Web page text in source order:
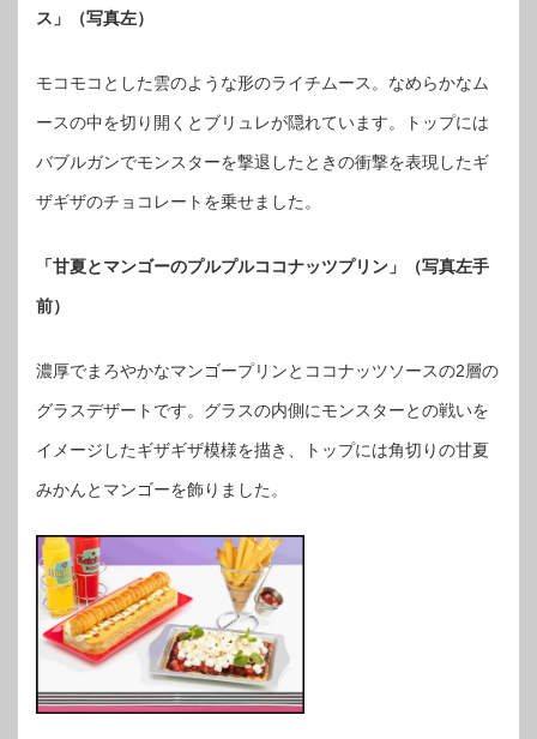
ス」（写真左）
モコモコとした雲のような形のライチムース。なめらかなム
ースの中を切り開くとブリュレが隠れています。トップには
バブルガンでモンスターを撃退したときの衝撃を表現したギ
ザギザのチョコレートを乗せました。
「甘夏とマンゴーのプルプルココナッツプリン」（写真左手
前）
濃厚でまろやかなマンゴープリンとココナッツソースの2層の
グラスデザートです。グラスの内側にモンスターとの戦いを
イメージしたギザギザ模様を描き、トップには角切りの甘夏
みかんとマンゴーを飾りました。